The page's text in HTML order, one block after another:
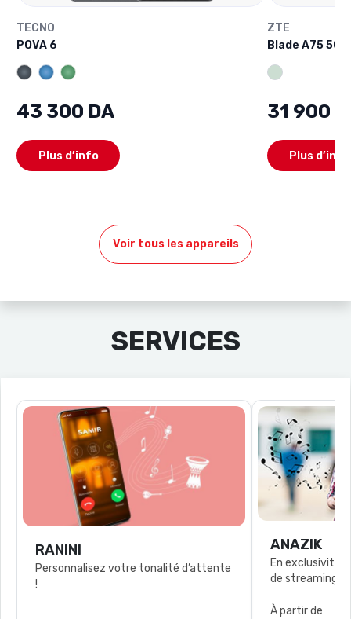
TECNO
POVA 6
43 300 DA
Plus d’info
ZTE
Blade A75 5G
31 900
Plus d’info
Voir tous les appareils
SERVICES
RANINI
Personnalisez votre tonalité d’attente
ANAZIK
En exclusivité
À partir de